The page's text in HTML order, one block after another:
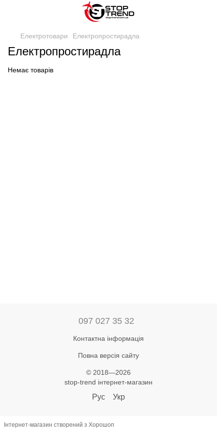
Електротовари Електропростирадла
Електропростирадла
Немає товарів
097 027 35 32
Контактна інформація
Повна версія сайту
© 2018—2026
stop-trend інтернет-магазин
Рус Укр
Інтернет-магазин створений з Хорошоп